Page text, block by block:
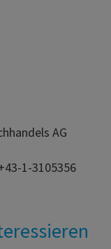
AG
1-3105356